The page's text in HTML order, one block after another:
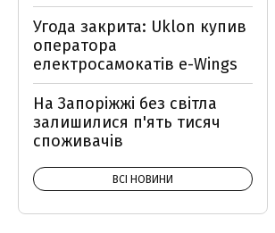
Угода закрита: Uklon купив
оператора
електросамокатів e-Wings
На Запоріжжі без світла
залишилися п'ять тисяч
споживачів
ВСІ НОВИНИ